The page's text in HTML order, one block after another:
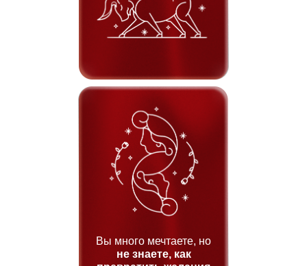
Вы много мечтаете, но
не знаете, как